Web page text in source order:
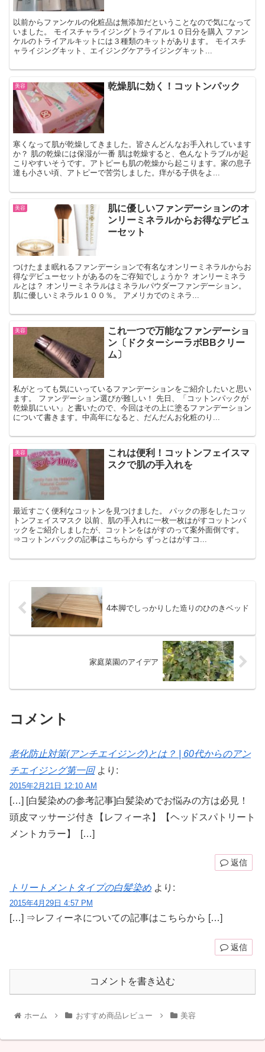
以前からファンケルの化粧品は無添加だということなので気になって
いました。 モイスチャライジングトライアル１０日分を購入 ファン
ケルのトライアルキットには３種類のキットがあります。 モイスチ
ャライジングキット、エイジングケアライジングキット...
美容 乾燥肌に効く！コットンパック
寒くなって肌が乾燥してきました。皆さんどんなお手入れしています
か？ 肌の乾燥には保湿が一番 肌は乾燥すると、色んなトラブルが起
こりやすいそうです。アトピーも肌の乾燥から起こります。家の息子
達も小さい頃、アトピーで苦労しました。痒がる子供をよ...
美容
肌に優しいファンデーションのオ
ンリーミネラルからお得なデビュ
ーセット
つけたまま眠れるファンデーションで有名なオンリーミネラルからお
得なデビューセットがあるのをご存知でしょうか？ オンリーミネラ
ルとは？ オンリーミネラルはミネラルパウダーファンデーション。
肌に優しいミネラル１００％。 アメリカでのミネラ...
美容
これ一つで万能なファンデーショ
ン〔ドクターシーラボBBクリー
ム〕
私がとっても気にいっているファンデーションをご紹介したいと思い
ます。 ファンデーション選びが難しい！ 先日、「コットンパックが
乾燥肌にいい」と書いたので、今回はその上に塗るファンデーション
について書きます。中高年になると、だんだんお化粧のり...
美容
これは便利！コットンフェイスマ
スクで肌の手入れを
最近すごく便利なコットンを見つけました。 パックの形をしたコッ
トンフェイスマスク 以前、肌の手入れに一枚一枚はがすコットンパ
ックをご紹介しましたが、コットンをはがすのって案外面倒です。
⇒コットンパックの記事はこちらから ずっとはがすコ...
4本脚でしっかりした造りのひのきベッド
家庭菜園のアイデア
コメント
老化防止対策(アンチエイジング)とは？ | 60代からのアン
チエイジング第一回 より:
2015年2月21日 12:10 AM
[…] [白髪染めの参考記事]白髪染めでお悩みの方は必見！
頭皮マッサージ付き【レフィーネ】【ヘッドスパトリート
メントカラー】 […]
返信
トリートメントタイプの白髪染め より:
2015年4月29日 4:57 PM
[…] ⇒レフィーネについての記事はこちらから […]
返信
コメントを書き込む
ホーム おすすめ商品レビュー 美容